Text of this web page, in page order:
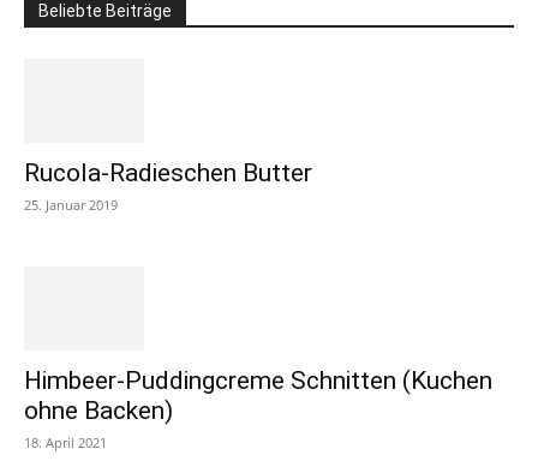
Beliebte Beiträge
Rucola-Radieschen Butter
25. Januar 2019
Himbeer-Puddingcreme Schnitten (Kuchen
ohne Backen)
18. April 2021